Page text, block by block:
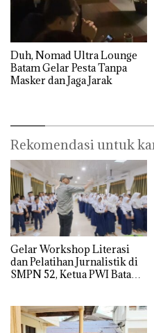
Duh, Nomad Ultra Lounge
Batam Gelar Pesta Tanpa
Masker dan Jaga Jarak
Rekomendasi untuk
Gelar Workshop Literasi
dan Pelatihan Jurnalistik di
SMPN 52, Ketua PWI Batam